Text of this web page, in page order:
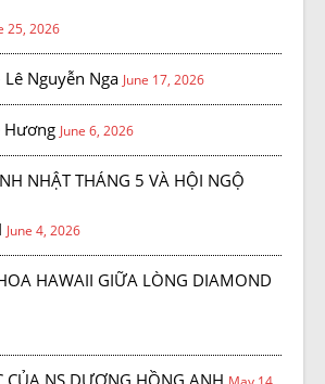
25, 2026
Nguyễn Nga June 17, 2026
Hương June 6, 2026
NHẬT THÁNG 5 VÀ HỘI NGỘ
June 4, 2026
HAWAII GIỮA LÒNG DIAMOND